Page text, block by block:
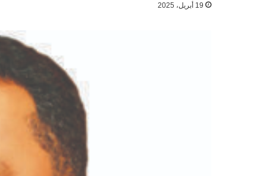
19 أبريل، 2025